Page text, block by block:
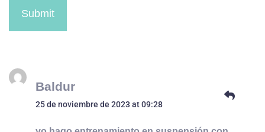
Submit
Baldur
25 de noviembre de 2023 at 09:28